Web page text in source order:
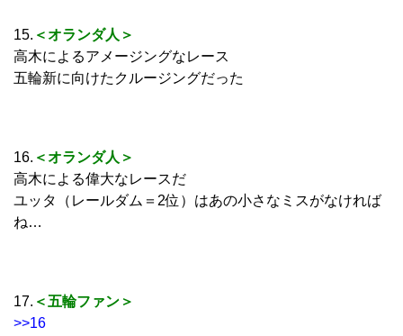
15. ＜オランダ人＞
高木によるアメージングなレース
五輪新に向けたクルージングだった
16. ＜オランダ人＞
高木による偉大なレースだ
ユッタ（レールダム＝2位）はあの小さなミスがなければ
ね…
17. ＜五輪ファン＞
>>16